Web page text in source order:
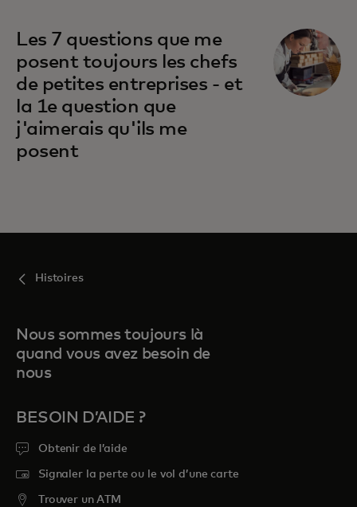
Les 7 questions que me
posent toujours les chefs
de petites entreprises - et
la 1e question que
j'aimerais qu'ils me
posent
Histoires
Nous sommes toujours là
quand vous avez besoin de
nous
BESOIN D’AIDE ?
Obtenir de l’aide
Signaler la perte ou le vol d’une carte
Trouver un ATM